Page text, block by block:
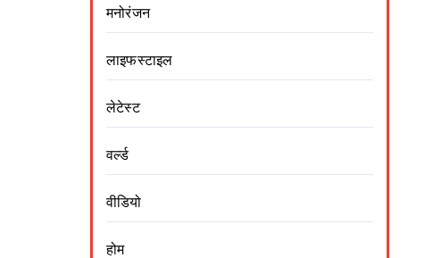
मनोरंजन
लाइफस्टाइल
लेटेस्ट
वर्ल्ड
वीडियो
होम